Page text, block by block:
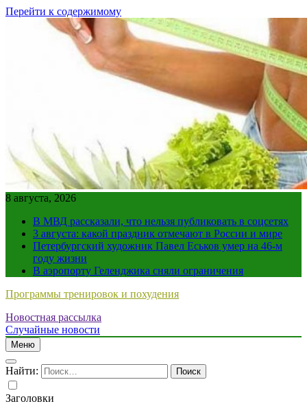
Перейти к содержимому
8 августа, 2026
В МВД рассказали, что нельзя публиковать в соцсетях
3 августа: какой праздник отмечают в России и мире
Петербургский художник Павел Еськов умер на 46-м
году жизни
В аэропорту Геленджика сняли ограничения
Программы тренировок и похудения
Новостная рассылка
Случайные новости
Меню
Найти:
Заголовки